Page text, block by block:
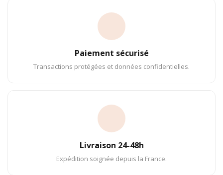
Paiement sécurisé
Transactions protégées et données confidentielles.
Livraison 24-48h
Expédition soignée depuis la France.